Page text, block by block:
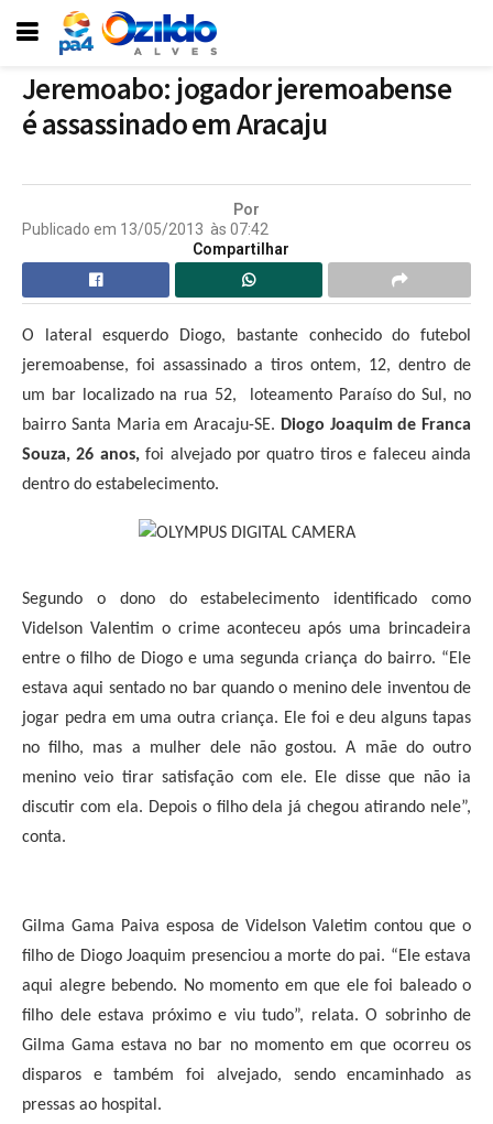
Jeremoabo: jogador jeremoabense
é assassinado em Aracaju
Por
Publicado em 13/05/2013 às 07:42
Compartilhar
O lateral esquerdo Diogo, bastante conhecido do futebol
jeremoabense, foi assassinado a tiros ontem, 12, dentro de
um bar localizado na rua 52, loteamento Paraíso do Sul, no
bairro Santa Maria em Aracaju-SE. Diogo Joaquim de Franca
Souza, 26 anos,foi alvejado por quatro tiros e faleceu ainda
dentro do estabelecimento.
Segundo o dono do estabelecimento identificado como
Videlson Valentim o crime aconteceu após uma brincadeira
entre o filho de Diogo e uma segunda criança do bairro. “Ele
estava aqui sentado no bar quando o menino dele inventou de
jogar pedra em uma outra criança. Ele foi e deu alguns tapas
no filho, mas a mulher dele não gostou. A mãe do outro
menino veio tirar satisfação com ele. Ele disse que não ia
discutir com ela. Depois o filho dela já chegou atirando nele”,
conta.
Gilma Gama Paiva esposa de Videlson Valetim contou que o
filho de Diogo Joaquim presenciou a morte do pai. “Ele estava
aqui alegre bebendo. No momento em que ele foi baleado o
filho dele estava próximo e viu tudo”, relata. O sobrinho de
Gilma Gama estava no bar no momento em que ocorreu os
disparos e também foi alvejado, sendo encaminhado as
pressas ao hospital.